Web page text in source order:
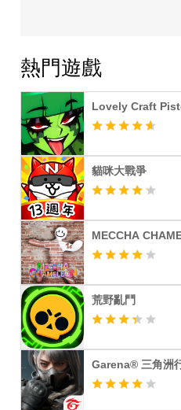
熱門遊戲
Lovely Craft
貓咪大戰爭
MECCHA
荒野亂鬥
Garena® 三角洲